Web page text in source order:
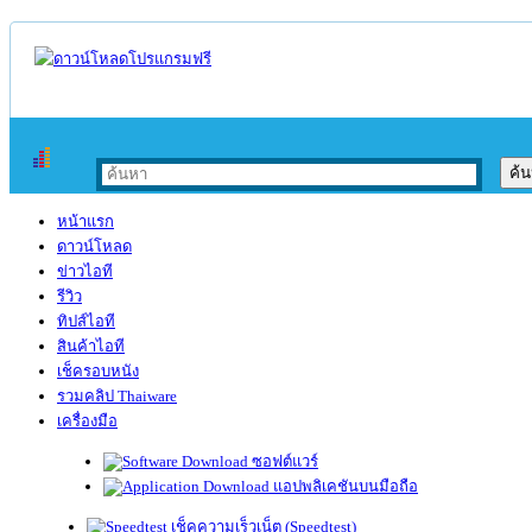
หน้าแรก
ดาวน์โหลด
ข่าวไอที
รีวิว
ทิปส์ไอที
สินค้าไอที
เช็ครอบหนัง
รวมคลิป Thaiware
เครื่องมือ
ซอฟต์แวร์
แอปพลิเคชันบนมือถือ
เช็คความเร็วเน็ต (Speedtest)